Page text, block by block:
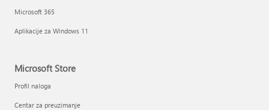
Microsoft 365
Aplikacije za Windows 11
Microsoft Store
Profil naloga
Centar za preuzimanje